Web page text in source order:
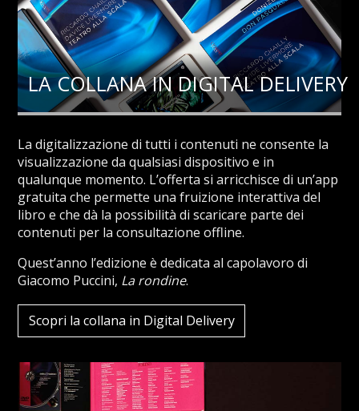
LA COLLANA IN DIGITAL DELIVERY
La digitalizzazione di tutti i contenuti ne consente la
visualizzazione da qualsiasi dispositivo e in
qualunque momento. L’offerta si arricchisce di un’app
gratuita che permette una fruizione interattiva del
libro e che dà la possibilità di scaricare parte dei
contenuti per la consultazione offline.
Quest’anno l’edizione è dedicata al capolavoro di
Giacomo Puccini, La rondine.
Scopri la collana in Digital Delivery